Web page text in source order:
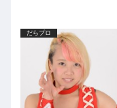
だらプロ